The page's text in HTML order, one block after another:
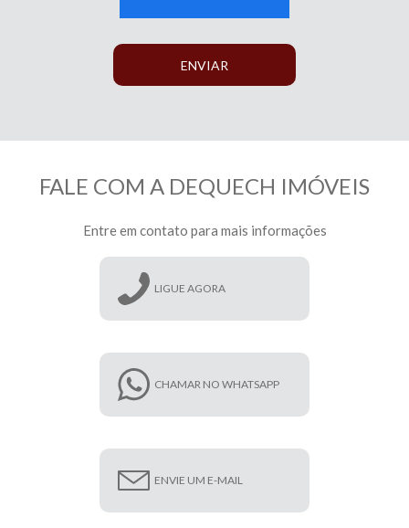
ENVIAR
FALE COM A DEQUECH IMÓVEIS
Entre em contato para mais informações
LIGUE AGORA
CHAMAR NO WHATSAPP
ENVIE UM E-MAIL